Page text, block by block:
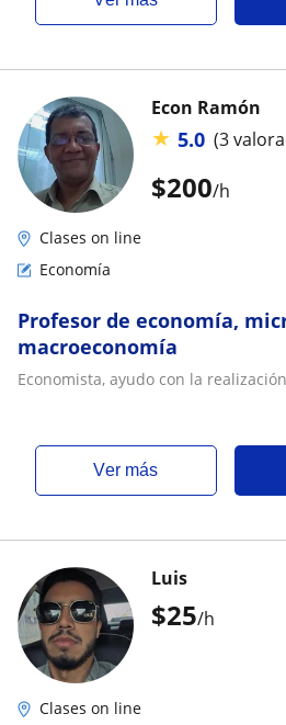
$200/h
Econ Ramón
★ 5.0 (3
Clases on line
Economía
Profesor de economía,
macroeconomía
Economista, ayudo con la
ver más
$25/h
Luis
Clases on line